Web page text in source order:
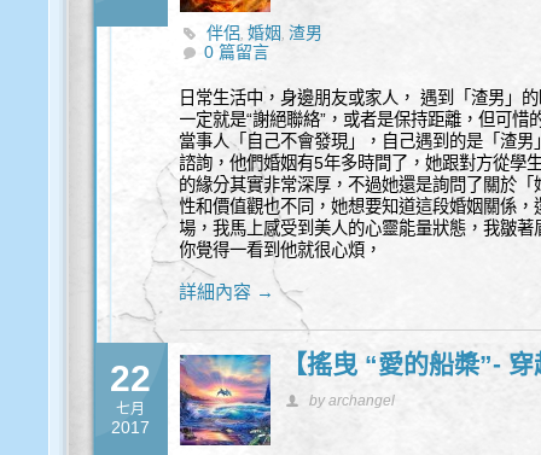
伴侶,婚姻,渣男
0 篇留言
日常生活中，身邊朋友或家人， 遇到「渣男」
一定就是“謝絕聯絡”，或者是保持距離，但可
當事人「自己不會發現」，自己遇到的是「渣
諮詢，他們婚姻有5年多時間了，她跟對方從學
的緣分其實非常深厚，不過她還是詢問了關於
性和價值觀也不同，她想要知道這段婚姻關係
場，我馬上感受到美人的心靈能量狀態，我皺著
你覺得一看到他就很心煩，
詳細內容 →
22
七月
2017
【搖曳 “愛的船槳”-
by archangel